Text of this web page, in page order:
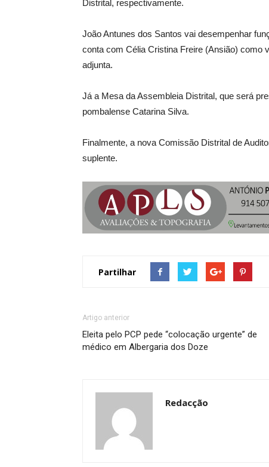
Distrital, respectivamente.
João Antunes dos Santos vai desempenhar
conta com Célia Cristina Freire (Ansião) como
adjunta.
Já a Mesa da Assembleia Distrital, que será
pombalense Catarina Silva.
Finalmente, a nova Comissão Distrital de
suplente.
Partilhar
Artigo anterior
Eleita pelo PCP pede “colocação urgente” de
médico em Albergaria dos Doze
Redacção